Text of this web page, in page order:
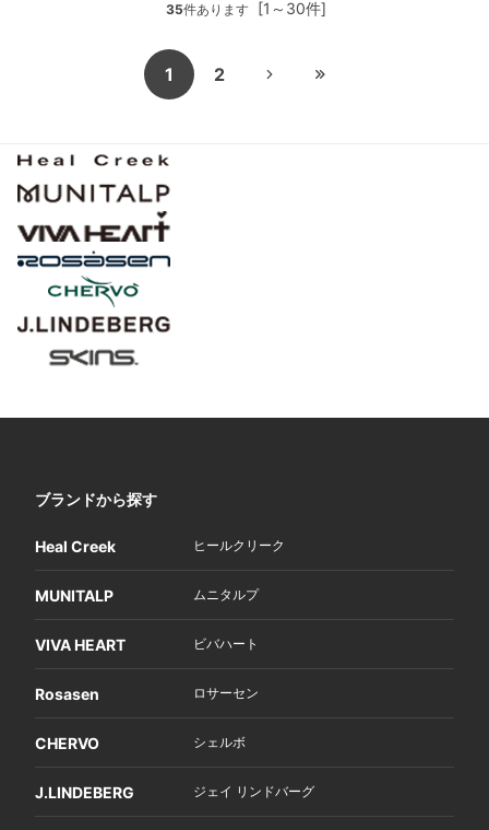
[1～30件]
35件あります
1 2
ブランドから探す
Heal Creek ヒールクリーク
MUNITALP ムニタルプ
VIVA HEART ビバハート
Rosasen ロサーセン
CHERVO シェルボ
J.LINDEBERG ジェイ リンドバーグ